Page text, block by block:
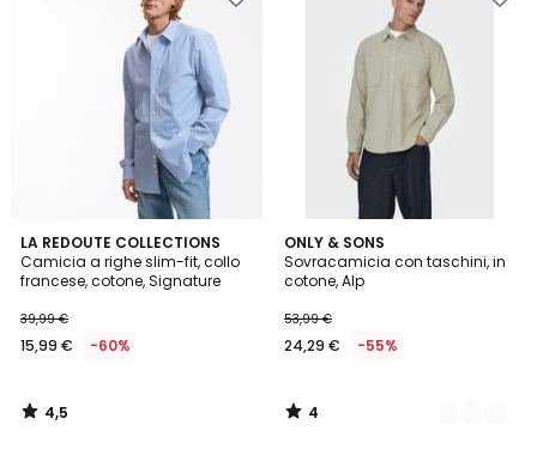
LA REDOUTE COLLECTIONS
Camicia a righe slim-fit, collo
francese, cotone, Signature
39,99 €
15,99 € -60%
4,5
/ 5
4,5
/
ONLY & SONS
Sovracamicia con taschini, in
cotone, Alp
53,99 €
24,29 € -55%
4
/
5
2
Colori
4
/